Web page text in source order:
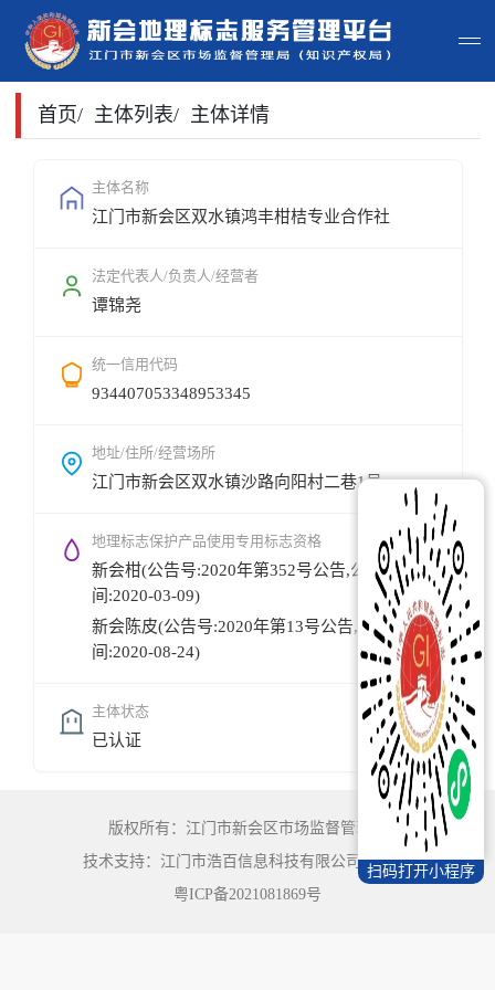
首页
政策法规
申请指南
地标地图
用户登录
首页/ 主体列表/ 主体详情
主体名称
江门市新会区双水镇鸿丰柑桔专业合作社
法定代表人/负责人/经营者
谭锦尧
统一信用代码
934407053348953345
地址/住所/经营场所
江门市新会区双水镇沙路向阳村二巷1号
地理标志保护产品使用专用标志资格
新会柑(公告号:2020年第352号公告,公告时
间:2020-03-09)
新会陈皮(公告号:2020年第13号公告,公告时
间:2020-08-24)
主体状态
已认证
扫码打开小程序
版权所有：江门市新会区市场监督管理局
技术支持：江门市浩百信息科技有限公司©2022
粤ICP备2021081869号